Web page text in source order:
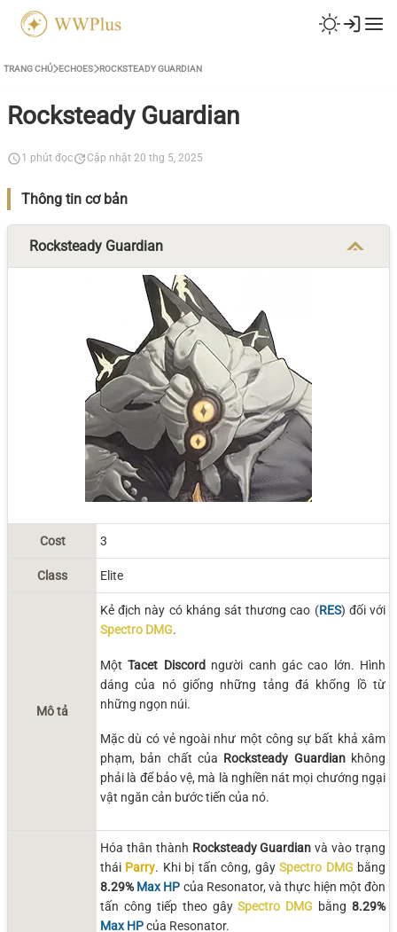
TRANG CHỦ ECHOES ROCKSTEADY GUARDIAN
Rocksteady Guardian
1 phút đọc Cập nhật 20 thg 5, 2025
Thông tin cơ bản
Rocksteady Guardian
Cost 3
Class Elite
Mô tả
Kẻ địch này có kháng sát thương cao (RES) đối với
Spectro DMG.
MộtTacet Discordngười canh gác cao lớn. Hình
dáng của nó giống những tảng đá khổng lồ từ
những ngọn núi.
Mặc dù có vẻ ngoài như một công sự bất khả xâm
phạm, bản chất của Rocksteady Guardiankhông
phải là để bảo vệ, mà là nghiền nát mọi chướng ngại
vật ngăn cản bước tiến của nó.
Hóa thân thành Rocksteady Guardian và vào trạng
thái Parry. Khi bị tấn công, gâySpectro DMG bằng
8.29%Max HP của Resonator, và thực hiện một đòn
tấn công tiếp theo gâySpectro DMG bằng 8.29%
Max HPcủa Resonator.